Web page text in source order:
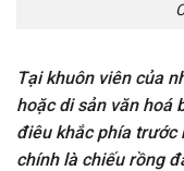
Tại khuôn viên của
hoặc di sản văn hoá
điêu khắc phía trước
chính là chiếu rồng